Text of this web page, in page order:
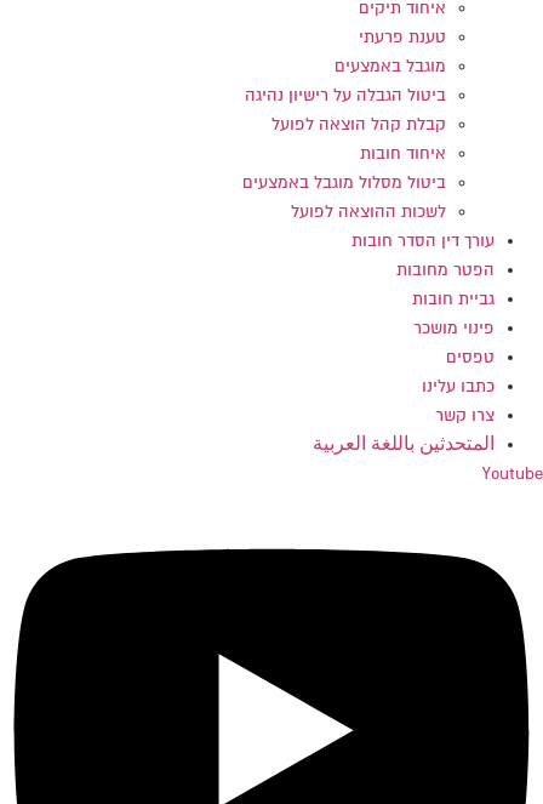
איחוד תיקים
טענת פרעתי
מוגבל באמצעים
ביטול הגבלה על רישיון נהיגה
קבלת קהל הוצאה לפועל
איחוד חובות
ביטול מסלול מוגבל באמצעים
לשכות ההוצאה לפועל
עורך דין הסדר חובות
הפטר מחובות
גביית חובות
פינוי מושכר
טפסים
כתבו עלינו
צרו קשר
المتحدثين باللغة العربية
Youtube